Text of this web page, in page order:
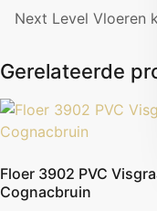
Next Level Vloeren
Gerelateerde
Floer 3902 PVC
Cognacbruin